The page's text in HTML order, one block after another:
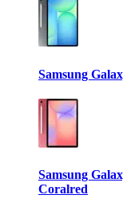
Samsung
Samsung
Coralred